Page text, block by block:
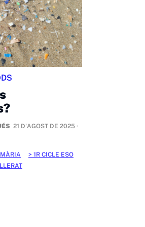
21 D'AGOST DE 2025 ·
1R CICLE ESO